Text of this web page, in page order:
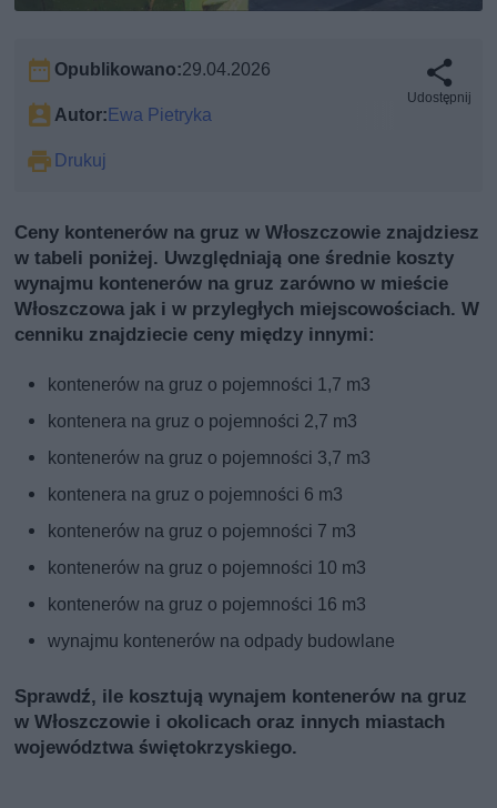
Opublikowano:29.04.2026
Autor: Ewa Pietryka
Drukuj
Udostępnij
Ceny kontenerów na gruz w Włoszczowie znajdziesz
w tabeli poniżej. Uwzględniają one średnie koszty
wynajmu kontenerów na gruz zarówno w mieście
Włoszczowa jak i w przyległych miejscowościach. W
cenniku znajdziecie ceny między innymi:
kontenerów na gruz o pojemności 1,7 m3
kontenera na gruz o pojemności 2,7 m3
kontenerów na gruz o pojemności 3,7 m3
kontenera na gruz o pojemności 6 m3
kontenerów na gruz o pojemności 7 m3
kontenerów na gruz o pojemności 10 m3
kontenerów na gruz o pojemności 16 m3
wynajmu kontenerów na odpady budowlane
Sprawdź, ile kosztują wynajem kontenerów na gruz
w Włoszczowie i okolicach oraz innych miastach
województwa świętokrzyskiego.